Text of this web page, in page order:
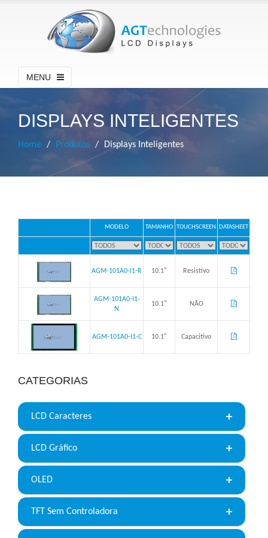
MENU
DISPLAYS INTELIGENTES
Home Produtos Displays Inteligentes
MODELO TAMANHO TOUCHSCREEN DATASHEET
AGM-101A0-I1-R 10.1" Resistivo
AGM-101A0-I1-
N
10.1" NÃO
AGM-101A0-I1-C 10.1" Capacitivo
CATEGORIAS
LCD Caracteres
LCD Gráfico
OLED
TFT Sem Controladora